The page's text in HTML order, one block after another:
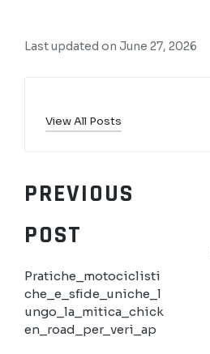
Last updated on June 27, 2026
View All Posts
PREVIOUS
POST
Pratiche_motociclisti
che_e_sfide_uniche_l
ungo_la_mitica_chick
en_road_per_veri_ap